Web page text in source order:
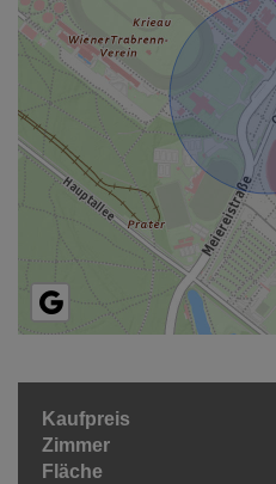
Kaufpreis
Zimmer
Fläche